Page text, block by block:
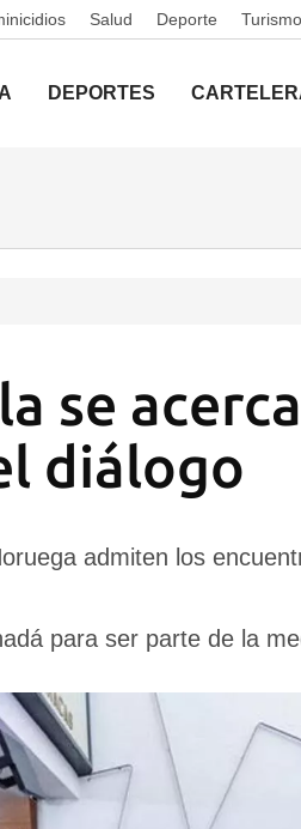
Salud Deporte Turismo
DEPORTES
se
diálogo
admiten los
para ser parte de la